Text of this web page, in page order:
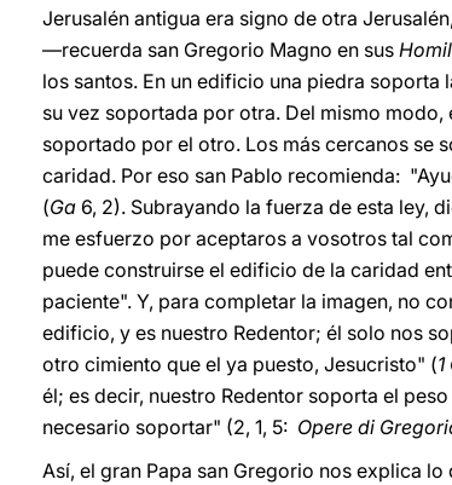
Jerusalén antigua era signo de otra
―recuerda san Gregorio Magno en sus
los santos. En un edificio una piedra
su vez soportada por otra. Del mismo
soportado por el otro. Los más cercanos se
caridad. Por eso san Pablo recomienda:
(Ga 6, 2). Subrayando la fuerza de esta ley,
me esfuerzo por aceptaros a vosotros tal
puede construirse el edificio de la caridad
paciente". Y, para completar la imagen, no
edificio, y es nuestro Redentor; él solo nos
otro cimiento que el ya puesto, Jesucristo" (
él; es decir, nuestro Redentor soporta el
necesario soportar" (2, 1, 5: Opere di
Así, el gran Papa san Gregorio nos explica